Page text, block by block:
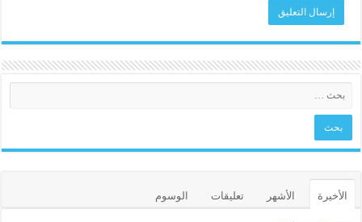
الأخيرة الأشهر تعليقات الوسوم